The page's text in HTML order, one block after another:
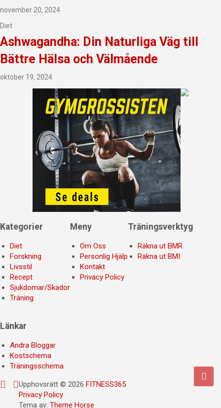
november 20, 2024
Diet
Ashwagandha: Din Naturliga Väg till
Bättre Hälsa och Välmående
oktober 19, 2024
Kategorier
Diet
Forskning
Livsstil
Recept
Sjukdomar/Skador
Träning
Meny
Om Oss
Personlig Hjälp
Kontakt
Privacy Policy
Träningsverktyg
Räkna ut BMR
Räkna ut BMI
Länkar
Andra Bloggar
Kostschema
Träningsschema
Upphovsrätt © 2026 FITNESS365
Privacy Policy
Tema av: Theme Horse